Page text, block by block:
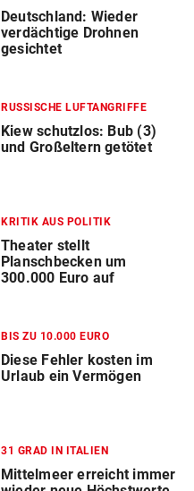
Deutschland: Wieder
verdächtige Drohnen
gesichtet
RUSSISCHE LUFTANGRIFFE
Kiew schutzlos: Bub (3)
und Großeltern getötet
KRITIK AUS POLITIK
Theater stellt
Planschbecken um
300.000 Euro auf
BIS ZU 10.000 EURO
Diese Fehler kosten im
Urlaub ein Vermögen
31 GRAD IN ITALIEN
Mittelmeer erreicht immer